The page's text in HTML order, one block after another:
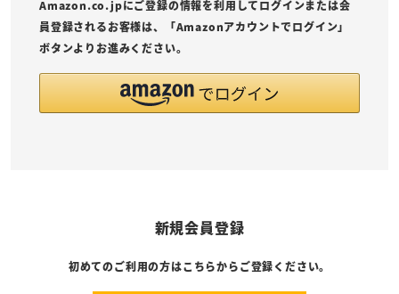
Amazon.co.jpにご登録の情報を利用してログインまたは会
員登録されるお客様は、「Amazonアカウントでログイン」
ボタンよりお進みください。
新規会員登録
初めてのご利用の方はこちらからご登録ください。